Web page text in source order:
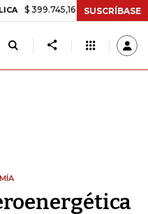
+$ 2.295,71 +0,58%
SUSCRÍBASE